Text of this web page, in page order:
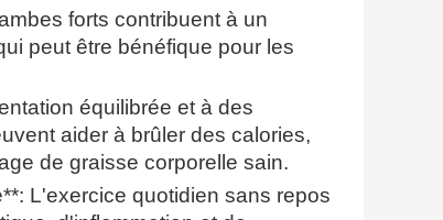
forts contribuent à un
peut être bénéfique pour les
équilibrée et à des
aider à brûler des calories,
de graisse corporelle sain.
L'exercice quotidien sans repos